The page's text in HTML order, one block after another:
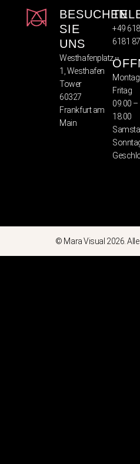
BESUCHEN
SIE
UNS
Westhafenplatz
1, Westhafen
Tower
60327
Frankfurt am
Main
+49
6181
Fritag
09:00 –
18:00
© Mara Visual 2026.